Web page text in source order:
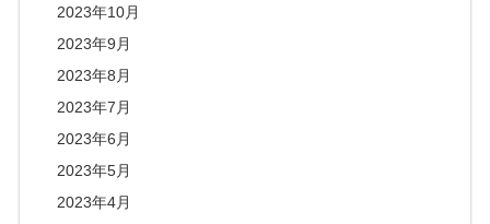
2023年10月
2023年9月
2023年8月
2023年7月
2023年6月
2023年5月
2023年4月